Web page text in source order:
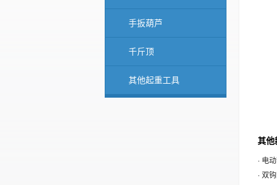
手扳葫芦
千斤顶
其他起重工具
其他
· 电
· 双